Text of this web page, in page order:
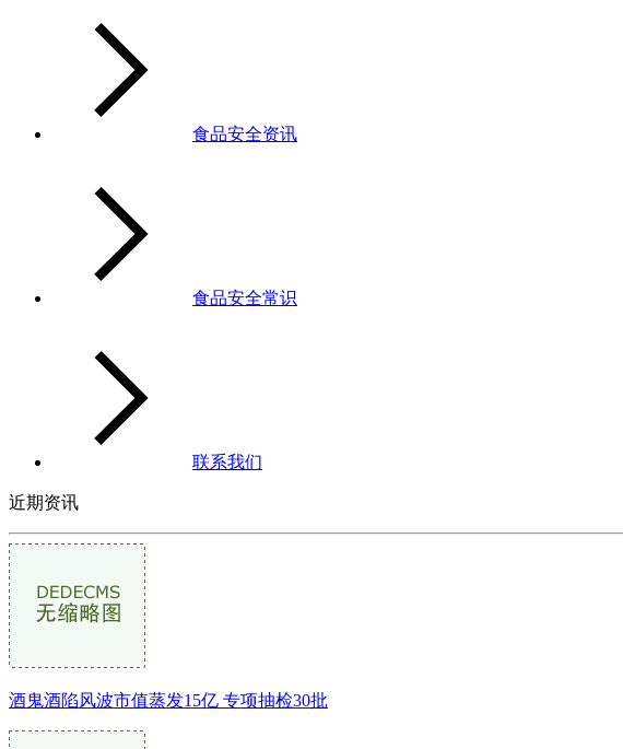
食品安全资讯
食品安全常识
联系我们
近期资讯
酒鬼酒陷风波市值蒸发15亿 专项抽检30批